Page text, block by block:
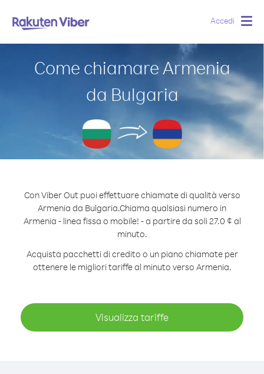
Accedi
Come chiamare Armenia
da Bulgaria
Con Viber Out puoi effettuare chiamate di qualità verso
Armenia da Bulgaria.Chiama qualsiasi numero in
Armenia - linea fissa o mobile! - a partire da soli 27.0 ¢ al
minuto.
Acquista pacchetti di credito o un piano chiamate per
ottenere le migliori tariffe al minuto verso Armenia.
Visualizza tariffe